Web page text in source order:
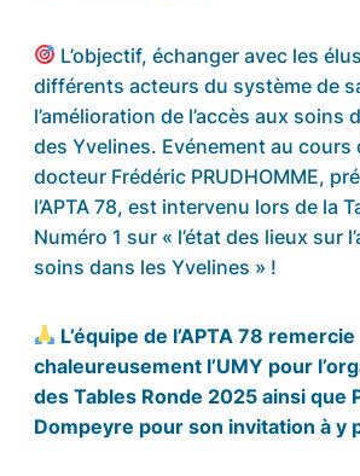
L’objectif, échanger avec les
différents acteurs du système de
l’amélioration de l’accès aux soins
des Yvelines. Evénement au cours
docteur Frédéric PRUDHOMME,
l’APTA 78, est intervenu lors de la
Numéro 1 sur « l’état des lieux sur
soins dans les Yvelines » !
L’équipe de l’APTA 78 remercie
chaleureusement l’UMY pour
des Tables Ronde 2025 ainsi que
Dompeyre pour son invitation à y